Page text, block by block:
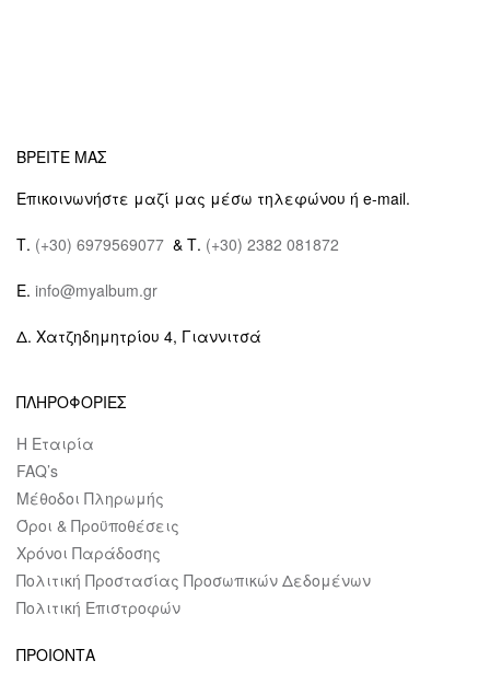
ΒΡΕΙΤΕ ΜΑΣ
Επικοινωνήστε μαζί μας μέσω τηλεφώνου ή e-mail.
Τ. (+30) 6979569077 & Τ. (+30) 2382 081872
E. info@myalbum.gr
Δ. Χατζηδημητρίου 4, Γιαννιτσά
ΠΛΗΡΟΦΟΡΙΕΣ
Η Εταιρία
FAQ’s
Μέθοδοι Πληρωμής
Όροι & Προϋποθέσεις
Χρόνοι Παράδοσης
Πολιτική Προστασίας Προσωπικών Δεδομένων
Πολιτική Επιστροφών
ΠΡΟΙΟΝΤΑ